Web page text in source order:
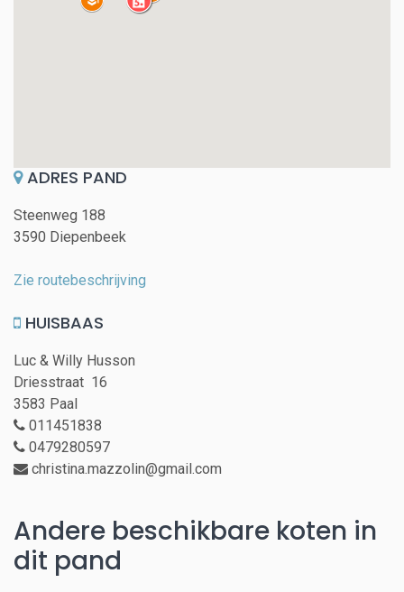
ADRES PAND
Steenweg 188
3590 Diepenbeek
Zie routebeschrijving
HUISBAAS
Luc & Willy Husson
Driesstraat 16
3583 Paal
011451838
0479280597
christina.mazzolin@gmail.com
Andere beschikbare koten in
dit pand